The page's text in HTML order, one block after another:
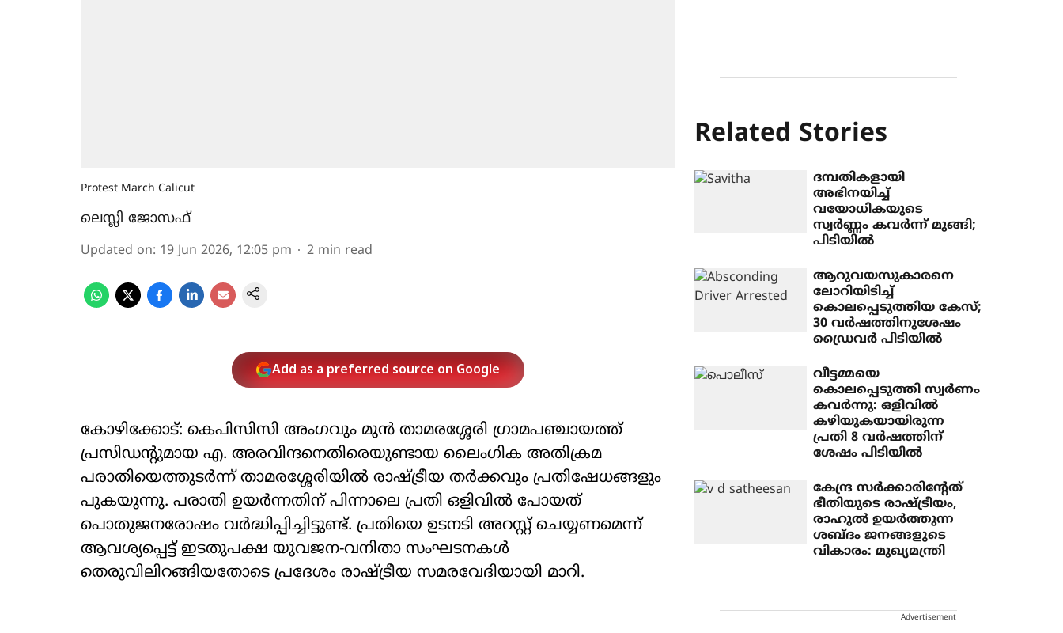
Protest March Calicut
ലെസ്ലി ജോസഫ്‌
Updated on: 19 Jun 2026, 12:05 pm 2 min read
Add as a preferred source on Google
കോഴിക്കോട്: കെപിസിസി അംഗവും മുൻ താമരശ്ശേരി ഗ്രാമപഞ്ചായത്ത്
പ്രസിഡന്റുമായ എ. അരവിന്ദനെതിരെയുണ്ടായ ലൈംഗിക അതിക്രമ
പരാതിയെത്തുടർന്ന് താമരശ്ശേരിയിൽ രാഷ്ട്രീയ തർക്കവും പ്രതിഷേധങ്ങളും
പുകയുന്നു. പരാതി ഉയർന്നതിന് പിന്നാലെ പ്രതി ഒളിവിൽ പോയത്
പൊതുജനരോഷം വർദ്ധിപ്പിച്ചിട്ടുണ്ട്. പ്രതിയെ ഉടനടി അറസ്റ്റ് ചെയ്യണമെന്ന്
ആവശ്യപ്പെട്ട് ഇടതുപക്ഷ യുവജന-വനിതാ സംഘടനകൾ
തെരുവിലിറങ്ങിയതോടെ പ്രദേശം രാഷ്ട്രീയ സമരവേദിയായി മാറി.
Related Stories
ദമ്പതികളായി
അഭിനയിച്ച്
വയോധികയുടെ
സ്വർണ്ണം കവർന്ന് മുങ്ങി;
പിടിയിൽ
ആറുവയസുകാരനെ
ലോറിയിടിച്ച്
കൊലപ്പെടുത്തിയ കേസ്;
30 വർഷത്തിനുശേഷം
ഡ്രൈവർ പിടിയിൽ
വീട്ടമ്മയെ
കൊലപ്പെടുത്തി സ്വർണം
കവർന്നു: ഒളിവിൽ
കഴിയുകയായിരുന്ന
പ്രതി 8 വർഷത്തിന്
ശേഷം പിടിയിൽ
കേന്ദ്ര സര്‍ക്കാരിന്റേത്
ഭീതിയുടെ രാഷ്ട്രീയം,
രാഹുല്‍ ഉയര്‍ത്തുന്ന
ശബ്ദം ജനങ്ങളുടെ
വികാരം: മുഖ്യമന്ത്രി
Advertisement